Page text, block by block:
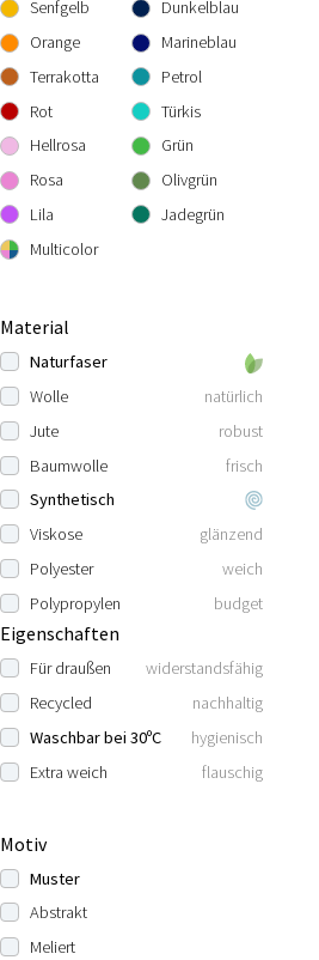
Senfgelb
Orange
Terrakotta
Rot
Hellrosa
Rosa
Lila
Multicolor
Dunkelblau
Marineblau
Petrol
Türkis
Grün
Olivgrün
Jadegrün
Material
Naturfaser
Wolle
natürlich
Jute
robust
Baumwolle
frisch
Synthetisch
Viskose
glänzend
Polyester
weich
Polypropylen
budget
Eigenschaften
Für draußen
widerstandsfähig
Recycled
nachhaltig
Waschbar bei 30ºC
hygienisch
Extra weich
flauschig
Motiv
Muster
Abstrakt
Meliert